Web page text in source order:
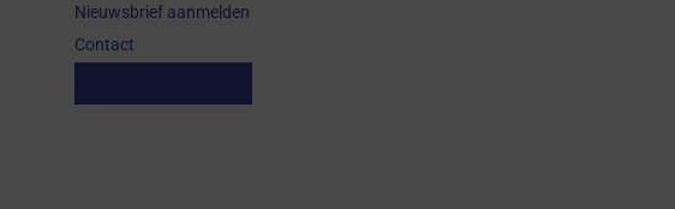
Nieuwsbrief aanmelden
Contact